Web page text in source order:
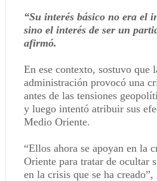
“Su interés básico no era el
sino el interés de ser un
afirmó.
En ese contexto, sostuvo que
administración provocó una
antes de las tensiones
y luego intentó atribuir sus
Medio Oriente.
“Ellos ahora se apoyan en la
Oriente para tratar de ocultar
en la crisis que se ha